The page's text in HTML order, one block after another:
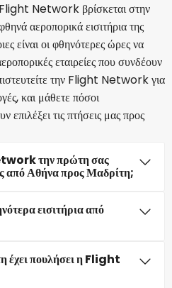
Network βρίσκεται στην
αεροπορικά εισιτήρια της
είναι οι φθηνότερες ώρες να
εταιρείες που συνδέουν
την Flight Network για
και μάθετε πόσοι
επιλέξει τις πτήσεις μας προς
την πρώτη σας
από Αθήνα προς Μαδρίτη;
εισιτήρια από
έχει πουλήσει η Flight